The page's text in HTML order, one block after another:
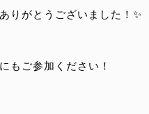
りがとうございました！✨
もご参加ください！